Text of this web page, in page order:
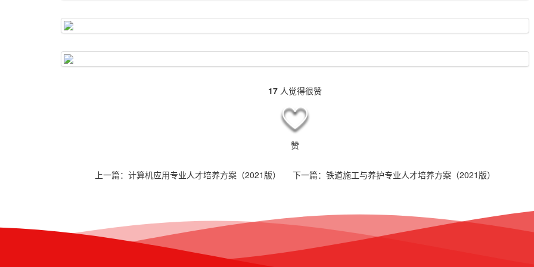
17 人觉得很赞
赞
上一篇：计算机应用专业人才培养方案（2021版） 下一篇：铁道施工与养护专业人才培养方案（2021版）